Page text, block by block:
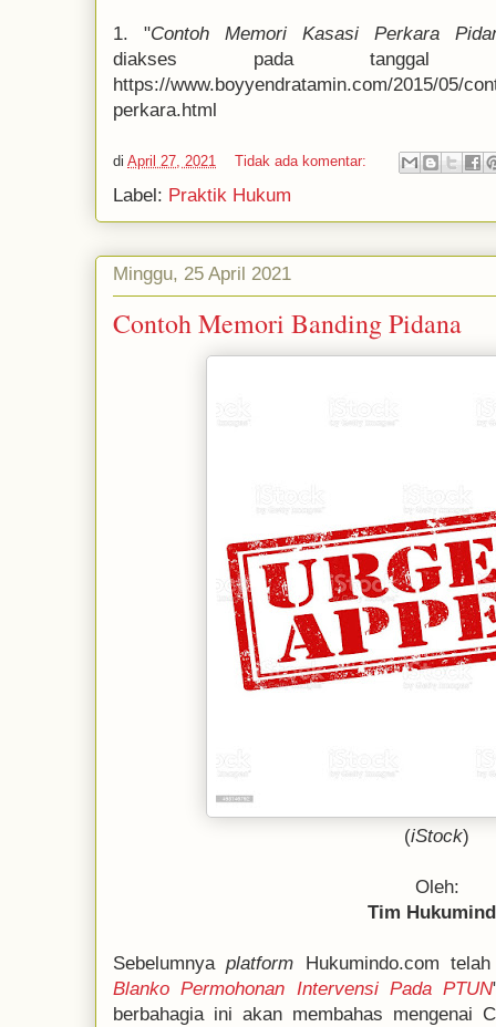
1. "Contoh Memori Kasasi Perkara
diakses pada
https://www.boyyendratamin.com/2015/05/
perkara.html
di April 27, 2021 Tidak ada komentar:
Label: Praktik Hukum
Minggu, 25 April 2021
Contoh Memori Banding Pidana
(iStock)
Oleh:
Tim
Sebelumnyaplatform Hukumindo.com
Blanko Permohonan Intervensi Pada PTUN
berbahagia ini akan membahas mengenai